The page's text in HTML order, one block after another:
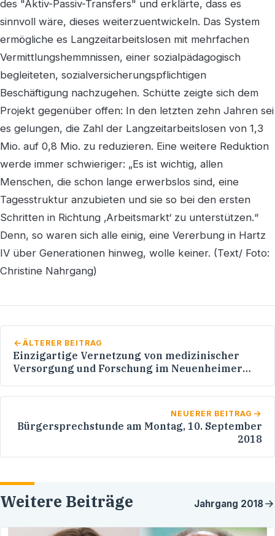
des "Aktiv-Passiv-Transfers" und erklärte, dass es
sinnvoll wäre, dieses weiterzuentwickeln. Das System
ermögliche es Langzeitarbeitslosen mit mehrfachen
Vermittlungshemmnissen, einer sozialpädagogisch
begleiteten, sozialversicherungspflichtigen
Beschäftigung nachzugehen. Schütte zeigte sich dem
Projekt gegenüber offen: In den letzten zehn Jahren sei
es gelungen, die Zahl der Langzeitarbeitslosen von 1,3
Mio. auf 0,8 Mio. zu reduzieren. Eine weitere Reduktion
werde immer schwieriger: „Es ist wichtig, allen
Menschen, die schon lange erwerbslos sind, eine
Tagesstruktur anzubieten und sie so bei den ersten
Schritten in Richtung ‚Arbeitsmarkt‘ zu unterstützen.“
Denn, so waren sich alle einig, eine Vererbung in Hartz
IV über Generationen hinweg, wolle keiner. (Text/ Foto:
Christine Nahrgang)
ÄLTERER BEITRAG
Einzigartige Vernetzung von medizinischer
Versorgung und Forschung im Neuenheimer
NEUERER BEITRAG
Bürgersprechstunde am Montag, 10. September
2018
Weitere Beiträge Jahrgang 2018